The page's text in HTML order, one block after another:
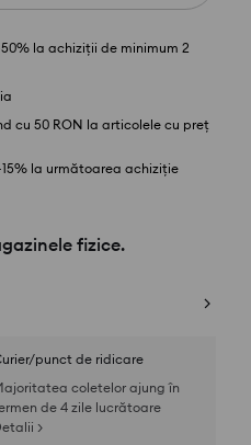
la achiziții de minimum 2
cu 50 RON la articolele cu preț
la următoarea achiziție
fizice.
punct de ridicare
coletelor ajung în
de 4 zile lucrătoare
>